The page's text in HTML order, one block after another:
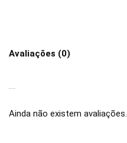
Avaliações (0)
Ainda não existem avaliações.